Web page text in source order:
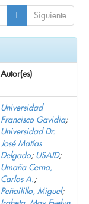
1 Siguiente
Autor(es)
Universidad
Francisco Gavidia;
Universidad Dr.
José Matías
Delgado; USAID;
Umaña Cerna,
Carlos A.;
Peñailillo, Miguel;